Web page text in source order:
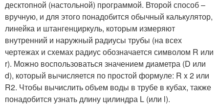
десктопной (настольной) программой. Второй способ –
вручную, и для этого понадобится обычный калькулятор,
линейка и штангенциркуль, которым измеряют
внутренний и наружный радиусы трубы (на всех
чертежах и схемах радиус обозначается символом R или
r). Можно воспользоваться значением диаметра (D или
d), который вычисляется по простой формуле: R x 2 или
R2. Чтобы вычислить объем воды в трубе в кубах, также
понадобится узнать длину цилиндра L (или l).